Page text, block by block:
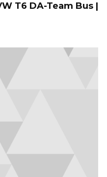
T6 DA-Team Bus |